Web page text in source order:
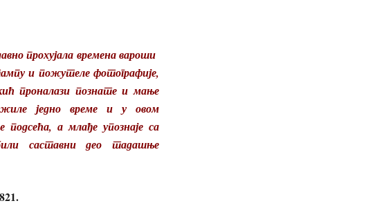
прохујала времена вароши
и пожутеле фотографије,
проналази познате и мање
једно време и у овом
подсећа, а млађе упознаје са
саставни део тадашње